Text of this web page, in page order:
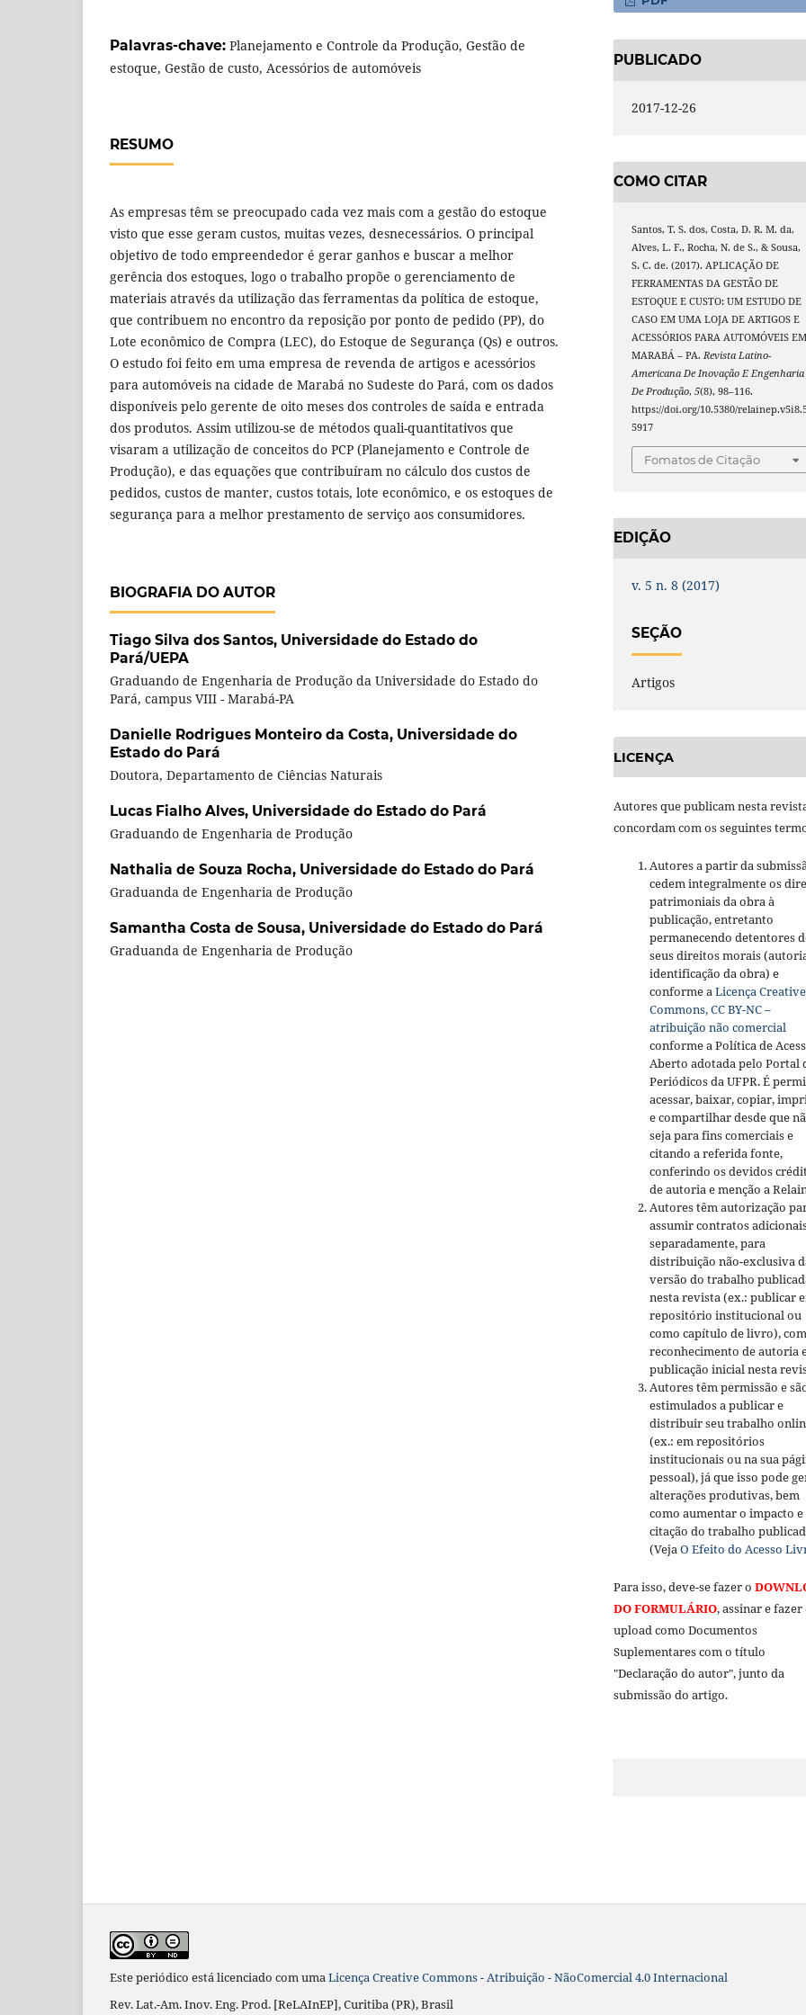
Palavras-chave: Planejamento e Controle da Produção, Gestão de
estoque, Gestão de custo, Acessórios de automóveis
RESUMO
As empresas têm se preocupado cada vez mais com a gestão do estoque
visto que esse geram custos, muitas vezes, desnecessários. O principal
objetivo de todo empreendedor é gerar ganhos e buscar a melhor
gerência dos estoques, logo o trabalho propõe o gerenciamento de
materiais através da utilização das ferramentas da política de estoque,
que contribuem no encontro da reposição por ponto de pedido (PP), do
Lote econômico de Compra (LEC), do Estoque de Segurança (Qs) e outros.
O estudo foi feito em uma empresa de revenda de artigos e acessórios
para automóveis na cidade de Marabá no Sudeste do Pará, com os dados
disponíveis pelo gerente de oito meses dos controles de saída e entrada
dos produtos. Assim utilizou-se de métodos quali-quantitativos que
visaram a utilização de conceitos do PCP (Planejamento e Controle de
Produção), e das equações que contribuíram no cálculo dos custos de
pedidos, custos de manter, custos totais, lote econômico, e os estoques de
segurança para a melhor prestamento de serviço aos consumidores.
BIOGRAFIA DO AUTOR
Tiago Silva dos Santos, Universidade do Estado do
Pará/UEPA
Graduando de Engenharia de Produção da Universidade do Estado do
Pará, campus VIII - Marabá-PA
Danielle Rodrigues Monteiro da Costa, Universidade do
Estado do Pará
Doutora, Departamento de Ciências Naturais
Lucas Fialho Alves, Universidade do Estado do Pará
Graduando de Engenharia de Produção
Nathalia de Souza Rocha, Universidade do Estado do Pará
Graduanda de Engenharia de Produção
Samantha Costa de Sousa, Universidade do Estado do Pará
Graduanda de Engenharia de Produção
PUBLICADO
2017-12-26
COMO CITAR
Santos, T. S. dos, Costa, D. R. M. da,
Alves, L. F., Rocha, N. de S., & Sousa,
S. C. de. (2017). APLICAÇÃO DE
FERRAMENTAS DA GESTÃO DE
ESTOQUE E CUSTO: UM ESTUDO DE
CASO EM UMA LOJA DE ARTIGOS E
ACESSÓRIOS PARA AUTOMÓVEIS
MARABÁ – PA.Revista Latino-
Americana De Inovação E Engenharia
De Produção,5(8), 98–116.
https://doi.org/10.5380/
5917
Fomatos de Citação
EDIÇÃO
v. 5 n. 8 (2017)
SEÇÃO
Artigos
LICENÇA
Autores que publicam nesta
concordam com os seguintes
Autores a partir da
cedem integralmente os
patrimoniais da obra à
publicação, entretanto
permanecendo detentores
seus direitos morais
identificação da obra) e
conforme aLicença Creative
Commons, CC BY-NC –
atribuição não comercial
conforme a Política de
Aberto adotada pelo Portal
Periódicos da UFPR. É
acessar, baixar, copiar,
e compartilhar desde que
seja para fins comerciais e
citando a referida fonte,
conferindo os devidos
de autoria e menção a
Autores têm autorização
assumir contratos
separadamente, para
distribuição não-exclusiva
versão do trabalho
nesta revista (ex.: publicar
repositório institucional ou
como capítulo de livro), com
reconhecimento de autoria
publicação inicial nesta
Autores têm permissão e
estimulados a publicar e
distribuir seu trabalho
(ex.: em repositórios
institucionais ou na sua
pessoal), já que isso pode
alterações produtivas, bem
como aumentar o impacto e
citação do trabalho
(VejaO Efeito do Acesso
Para isso, deve-se fazer o
DO FORMULÁRIO, assinar e fazer
upload como Documentos
Suplementares com o título
"Declaração do autor", junto da
submissão do artigo.
Este periódico está licenciado com umaLicença Creative Commons - Atribuição - NãoComercial 4.0 Internacional
Rev. Lat.-Am. Inov. Eng. Prod. [ReLAInEP], Curitiba (PR), Brasil